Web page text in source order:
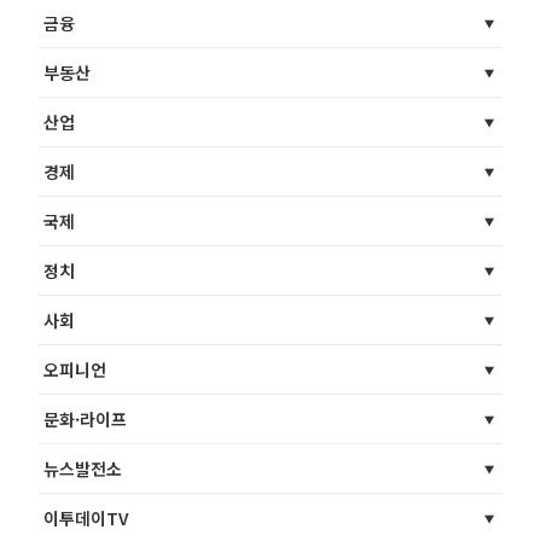
금융
부동산
산업
경제
국제
정치
사회
오피니언
문화·라이프
뉴스발전소
이투데이TV